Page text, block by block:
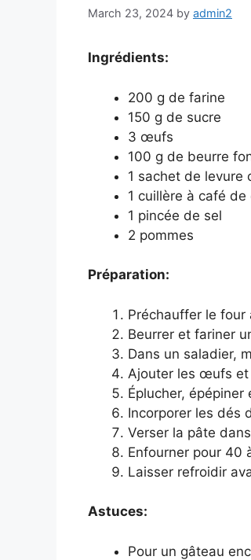
March 23, 2024 by admin2
Ingrédients:
200 g de farine
150 g de sucre
3 œufs
100 g de beurre
1 sachet de levure
1 cuillère à café
1 pincée de sel
2 pommes
Préparation:
Préchauffer le four
Beurrer et fariner
Dans un saladier,
Ajouter les œufs et
Éplucher,
Incorporer les dés
Verser la pâte
Enfourner pour 40
Laisser refroidir
Astuces:
Pour un gâteau